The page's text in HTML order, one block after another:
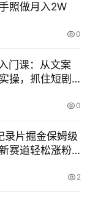
照做月入2W
0
门课：从文案
操，抓住短剧
0
录片掘金保姆级
赛道轻松涨粉
2